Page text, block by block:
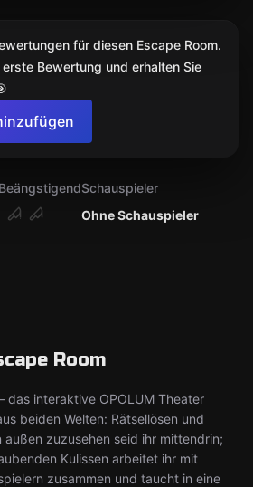
Ohne Schauspieler
Schauspieler
Room
das interaktive OPOLUM Theater
beiden Welten: Rätsellösen und
außen zuzusehen seid ihr mittendrin;
Kulissen arbeitet ihr mit
zusammen und taucht in eine
für diesen Escape Room.
Bewertung und erhalten Sie